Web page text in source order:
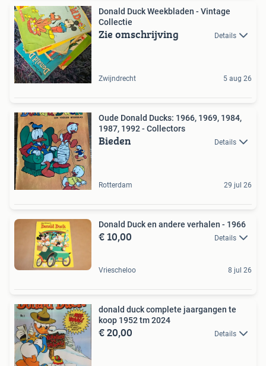
Donald Duck Weekbladen - Vintage
Collectie
Zie omschrijving Details
Zwijndrecht 5 aug 26
Oude Donald Ducks: 1966, 1969, 1984,
1987, 1992 - Collectors
Bieden Details
Rotterdam 29 jul 26
Donald Duck en andere verhalen - 1966
€ 10,00 Details
Vriescheloo 8 jul 26
donald duck complete jaargangen te
koop 1952 tm 2024
€ 20,00 Details